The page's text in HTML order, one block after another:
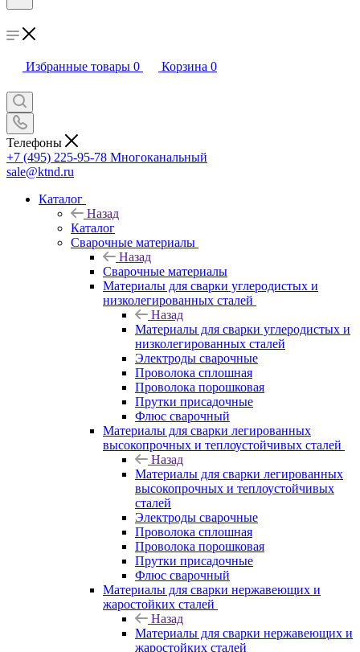
Избранные товары 0 Корзина 0
Телефоны
+7 (495) 225-95-78 Многоканальный
sale@ktnd.ru
Каталог
Назад
Каталог
Сварочные материалы
Назад
Сварочные материалы
Материалы для сварки углеродистых и
низколегированных сталей
Назад
Материалы для сварки углеродистых и
низколегированных сталей
Электроды сварочные
Проволока сплошная
Проволока порошковая
Прутки присадочные
Флюс сварочный
Материалы для сварки легированных
высокопрочных и теплоустойчивых сталей
Назад
Материалы для сварки легированных
высокопрочных и теплоустойчивых
сталей
Электроды сварочные
Проволока сплошная
Проволока порошковая
Прутки присадочные
Флюс сварочный
Материалы для сварки нержавеющих и
жаростойких сталей
Назад
Материалы для сварки нержавеющих и
жаростойких сталей